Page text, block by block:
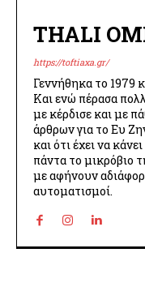
THALI
https://toftiaxa.gr/
Γεννήθηκα το 1979
Και ενώ πέρασα
με κέρδισε και με
άρθρων για το Ευ
και ότι έχει να
πάντα το μικρόβιο
με αφήνουν
αυτοματισμοί.